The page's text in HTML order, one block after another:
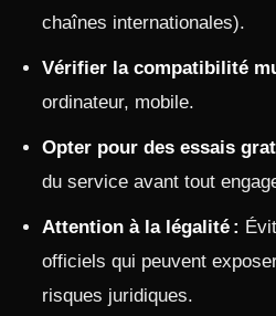
chaînes internationales).
Vérifier la compatibilité
ordinateur, mobile.
Opter pour des essais
du service avant tout
Attention à la légalité :
officiels qui peuvent
risques juridiques.